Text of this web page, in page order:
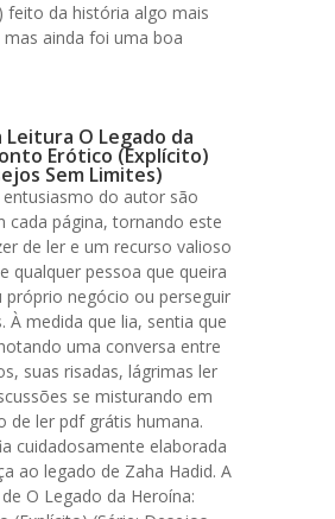
feito da história algo mais
mas ainda foi uma boa
Leitura O Legado da
Erótico (Explícito)
Sem Limites)
do autor são
cada página, tornando este
de ler e um recurso valioso
qualquer pessoa que queira
próprio negócio ou perseguir
À medida que lia, sentia que
uma conversa entre
suas risadas, lágrimas ler
se misturando em
de ler pdf grátis humana.
cuidadosamente elaborada
ao legado de Zaha Hadid. A
O Legado da Heroína: